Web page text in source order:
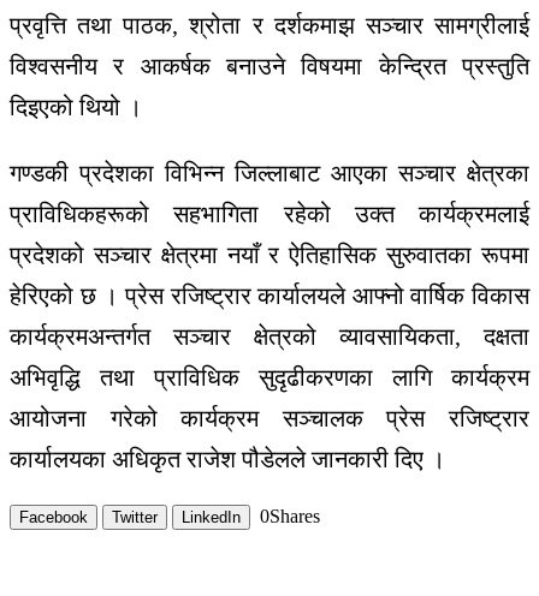
प्रवृत्ति तथा पाठक, श्रोता र दर्शकमाझ सञ्चार सामग्रीलाई
विश्वसनीय र आकर्षक बनाउने विषयमा केन्द्रित प्रस्तुति
दिइएको थियो ।
गण्डकी प्रदेशका विभिन्न जिल्लाबाट आएका सञ्चार क्षेत्रका
प्राविधिकहरूको सहभागिता रहेको उक्त कार्यक्रमलाई
प्रदेशको सञ्चार क्षेत्रमा नयाँ र ऐतिहासिक सुरुवातका रूपमा
हेरिएको छ । प्रेस रजिष्ट्रार कार्यालयले आफ्नो वार्षिक विकास
कार्यक्रमअन्तर्गत सञ्चार क्षेत्रको व्यावसायिकता, दक्षता
अभिवृद्धि तथा प्राविधिक सुदृढीकरणका लागि कार्यक्रम
आयोजना गरेको कार्यक्रम सञ्चालक प्रेस रजिष्ट्रार
कार्यालयका अधिकृत राजेश पौडेलले जानकारी दिए ।
Facebook Twitter LinkedIn 0Shares